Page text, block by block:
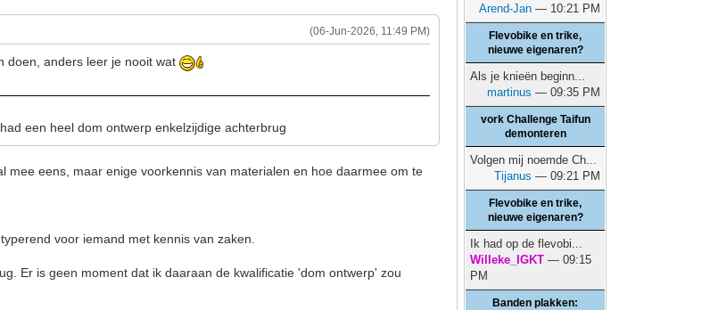
(06-Jun-2026, 11:49 PM)
doen, anders leer je nooit wat
een heel dom ontwerp enkelzijdige achterbrug
mee eens, maar enige voorkennis van materialen en hoe daarmee om te
voor iemand met kennis van zaken.
Er is geen moment dat ik daaraan de kwalificatie 'dom ontwerp' zou
Arend-Jan — 10:21 PM
Flevobike en trike,
nieuwe eigenaren?
Als je knieën beginn...
martinus — 09:35 PM
vork Challenge Taifun
demonteren
Volgen mij noemde Ch...
Tijanus — 09:21 PM
Flevobike en trike,
nieuwe eigenaren?
Ik had op de flevobi...
Willeke_IGKT — 09:15
PM
Banden plakken: